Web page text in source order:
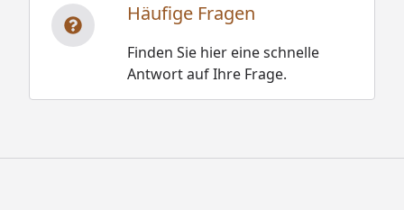
Häufige Fragen
Finden Sie hier eine schnelle
Antwort auf Ihre Frage.